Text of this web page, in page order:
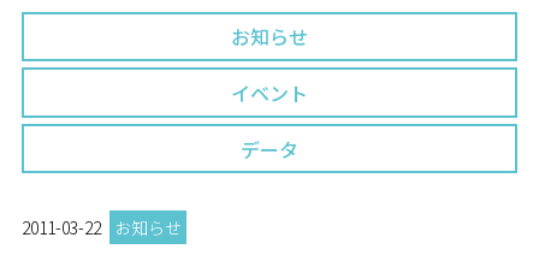
お知らせ
イベント
データ
2011-03-22
お知らせ